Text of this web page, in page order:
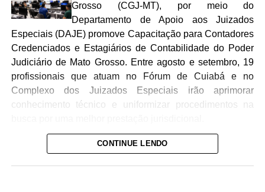
Grosso (CGJ-MT), por meio do
Departamento de Apoio aos Juizados
Especiais (DAJE) promove Capacitação para Contadores
Credenciados e Estagiários de Contabilidade do Poder
Judiciário de Mato Grosso. Entre agosto e setembro, 19
profissionais que atuam no Fórum de Cuiabá e no
Complexo dos Juizados Especiais irão aprimorar
conhecimento técnico e uniformizar procedimentos na
O treinamento se encerra no dia 02 de setembro e conta
CONTINUE LENDO